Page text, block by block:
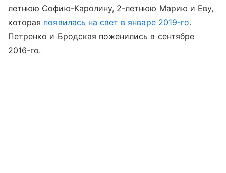
летнюю Софию-Каролину, 2-летнюю Марию и Еву,
которая появилась на свет в январе 2019-го.
Петренко и Бродская поженились в сентябре
2016-го.